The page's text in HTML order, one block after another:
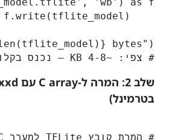
# צפי: ~4-8 KB — נכנס בקלות ל-flash של ESP32 או STM32
בטרמינל)